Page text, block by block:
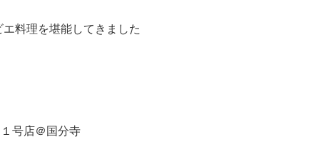
料理を堪能してきました
号店＠国分寺